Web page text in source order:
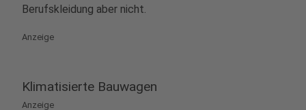
Berufskleidung aber nicht.
Anzeige
Klimatisierte Bauwagen
Anzeige